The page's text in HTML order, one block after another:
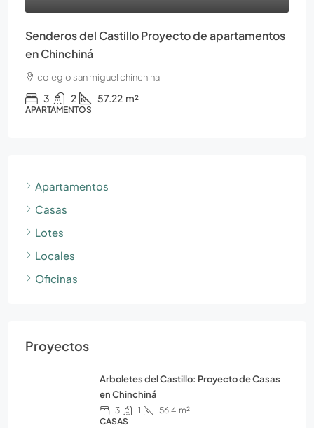
Senderos del Castillo Proyecto de apartamentos
en Chinchiná
colegio san miguel chinchina
3 2 57.22 m²
APARTAMENTOS
Apartamentos
Casas
Lotes
Locales
Oficinas
Proyectos
Arboletes del Castillo: Proyecto de Casas
en Chinchiná
3 1 56.4 m²
CASAS